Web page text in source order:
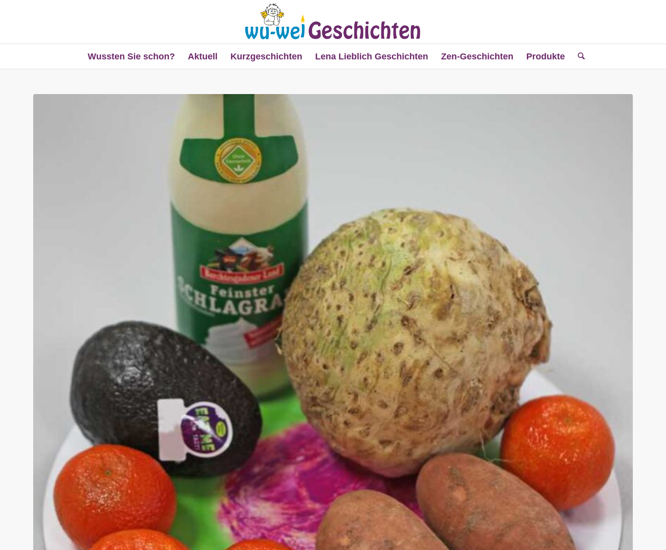
Wussten Sie schon? Aktuell Kurzgeschichten Lena Lieblich Geschichten Zen-Geschichten Produkte